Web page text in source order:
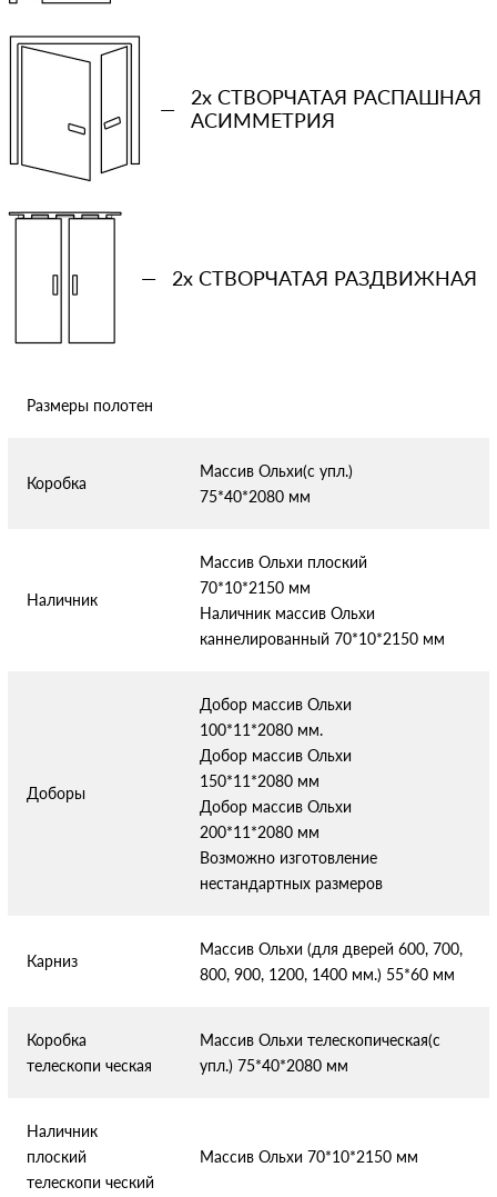
—
2x СТВОРЧАТАЯ РАСПАШНАЯ
АСИММЕТРИЯ
— 2x СТВОРЧАТАЯ РАЗДВИЖНАЯ
Размеры полотен
Коробка
Массив Ольхи(с упл.)
75*40*2080 мм
Наличник
Массив Ольхи плоский
70*10*2150 мм
Наличник массив Ольхи
каннелированный 70*10*2150 мм
Доборы
Добор массив Ольхи
100*11*2080 мм.
Добор массив Ольхи
150*11*2080 мм
Добор массив Ольхи
200*11*2080 мм
Возможно изготовление
нестандартных размеров
Карниз
Массив Ольхи (для дверей 600, 700,
800, 900, 1200, 1400 мм.) 55*60 мм
Коробка
телескопи ческая
Массив Ольхи телескопическая(с
упл.) 75*40*2080 мм
Наличник
плоский
телескопи ческий
Массив Ольхи 70*10*2150 мм
Количество проемов
− +
Ваша примерная смета на двери
Сообщение